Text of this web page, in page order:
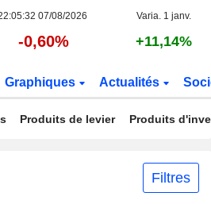
07/08/2026 Varia. 1 janv.
-0,60% +11,14%
Graphiques Actualités
Produits de levier Produits
Filtres